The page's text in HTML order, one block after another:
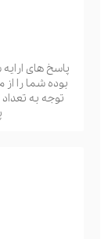
پاسخ های
بوده شما را